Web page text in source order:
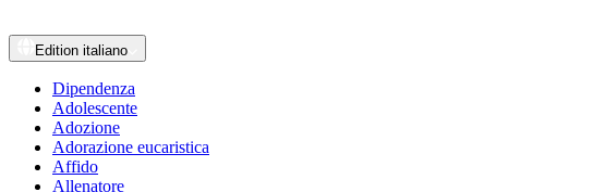
Edition italiano
Dipendenza
Adolescente
Adozione
Adorazione eucaristica
Affido
Allenatore